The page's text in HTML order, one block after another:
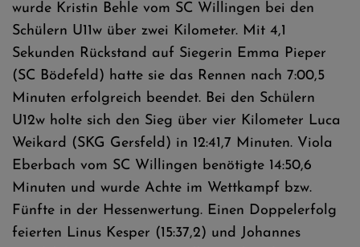
wurde Kristin Behle vom SC Willingen bei den
Schülern U11w über zwei Kilometer. Mit 4,1
Sekunden Rückstand auf Siegerin Emma Pieper
(SC Bödefeld) hatte sie das Rennen nach 7:00,5
Minuten erfolgreich beendet. Bei den Schülern
U12w holte sich den Sieg über vier Kilometer Luca
Weikard (SKG Gersfeld) in 12:41,7 Minuten. Viola
Eberbach vom SC Willingen benötigte 14:50,6
Minuten und wurde Achte im Wettkampf bzw.
Fünfte in der Hessenwertung. Einen Doppelerfolg
feierten Linus Kesper (15:37,2) und Johannes